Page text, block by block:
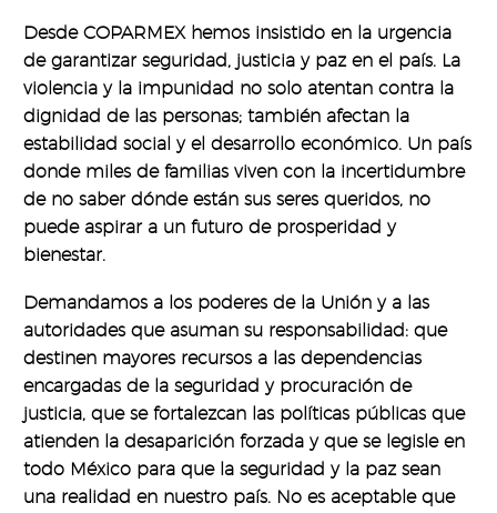
Desde COPARMEX hemos insistido en la urgencia
de garantizar seguridad, justicia y paz en el país. La
violencia y la impunidad no solo atentan contra la
dignidad de las personas; también afectan la
estabilidad social y el desarrollo económico. Un país
donde miles de familias viven con la incertidumbre
de no saber dónde están sus seres queridos, no
puede aspirar a un futuro de prosperidad y
bienestar.
Demandamos a los poderes de la Unión y a las
autoridades que asuman su responsabilidad: que
destinen mayores recursos a las dependencias
encargadas de la seguridad y procuración de
justicia, que se fortalezcan las políticas públicas que
atienden la desaparición forzada y que se legisle en
todo México para que la seguridad y la paz sean
una realidad en nuestro país. No es aceptable que